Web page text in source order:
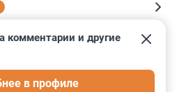
генералов больше, чем
комментарии и другие
в профиле